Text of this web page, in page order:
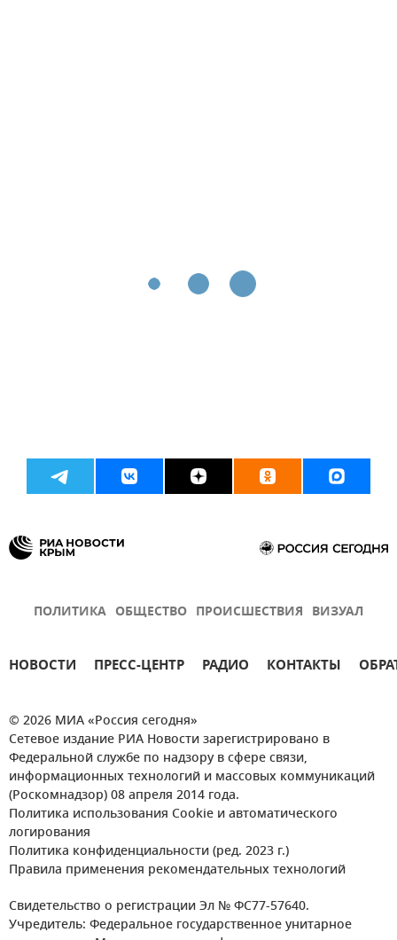
ПОЛИТИКА ОБЩЕСТВО ПРОИСШЕСТВИЯ ВИЗУАЛ
НОВОСТИ ПРЕСС-ЦЕНТР РАДИО КОНТАКТЫ
© 2026 МИА «Россия сегодня»
Сетевое издание РИА Новости зарегистрировано в
Федеральной службе по надзору в сфере связи,
информационных технологий и массовых коммуникаций
(Роскомнадзор) 08 апреля 2014 года.
Политика использования Cookie и автоматического
логирования
Политика конфиденциальности (ред. 2023 г.)
Правила применения рекомендательных технологий
Свидетельство о регистрации Эл № ФС77-57640.
Учредитель: Федеральное государственное унитарное